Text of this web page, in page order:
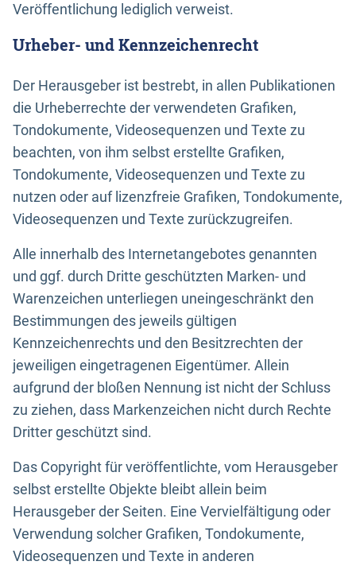
Veröffentlichung lediglich verweist.
Urheber- und Kennzeichenrecht
Der Herausgeber ist bestrebt, in allen Publikationen
die Urheberrechte der verwendeten Grafiken,
Tondokumente, Videosequenzen und Texte zu
beachten, von ihm selbst erstellte Grafiken,
Tondokumente, Videosequenzen und Texte zu
nutzen oder auf lizenzfreie Grafiken, Tondokumente,
Videosequenzen und Texte zurückzugreifen.
Alle innerhalb des Internetangebotes genannten
und ggf. durch Dritte geschützten Marken- und
Warenzeichen unterliegen uneingeschränkt den
Bestimmungen des jeweils gültigen
Kennzeichenrechts und den Besitzrechten der
jeweiligen eingetragenen Eigentümer. Allein
aufgrund der bloßen Nennung ist nicht der Schluss
zu ziehen, dass Markenzeichen nicht durch Rechte
Dritter geschützt sind.
Das Copyright für veröffentlichte, vom Herausgeber
selbst erstellte Objekte bleibt allein beim
Herausgeber der Seiten. Eine Vervielfältigung oder
Verwendung solcher Grafiken, Tondokumente,
Videosequenzen und Texte in anderen